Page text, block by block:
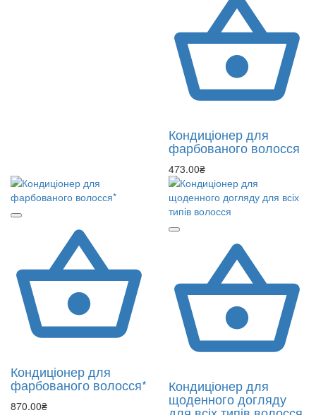
Кондиціонер для
фарбованого волосся
473.00₴
Кондиціонер для
фарбованого волосся*
870.00₴
Кондиціонер для
щоденного догляду